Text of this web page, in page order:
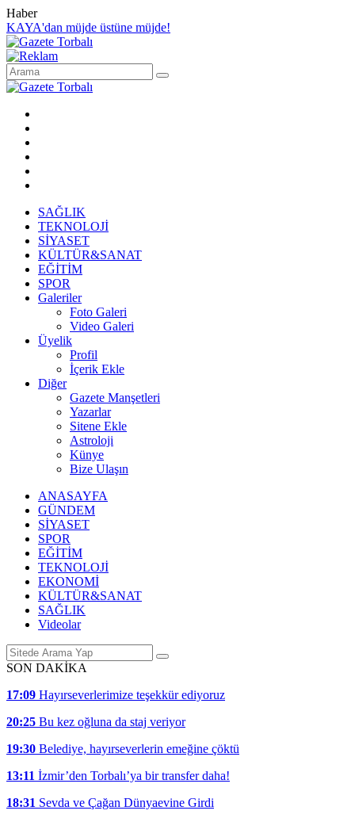
Haber
KAYA'dan müjde üstüne müjde!
SAĞLIK
TEKNOLOJİ
SİYASET
KÜLTÜR&SANAT
EĞİTİM
SPOR
Galeriler
Foto Galeri
Video Galeri
Üyelik
Profil
İçerik Ekle
Diğer
Gazete Manşetleri
Yazarlar
Sitene Ekle
Astroloji
Künye
Bize Ulaşın
ANASAYFA
GÜNDEM
SİYASET
SPOR
EĞİTİM
TEKNOLOJİ
EKONOMİ
KÜLTÜR&SANAT
SAĞLIK
Videolar
SON DAKİKA
17:09 Hayırseverlerimize teşekkür ediyoruz
20:25 Bu kez oğluna da staj veriyor
19:30 Belediye, hayırseverlerin emeğine çöktü
13:11 İzmir’den Torbalı’ya bir transfer daha!
18:31 Sevda ve Çağan Dünyaevine Girdi